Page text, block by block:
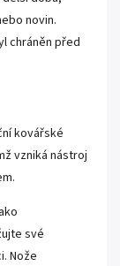
novin.
chráněn před
kovářské
vzniká nástroj
své
Nože